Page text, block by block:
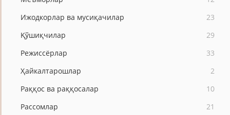
Ижодкорлар ва мусиқачилар
23
Қўшиқчилар
29
Режиссёрлар
33
Ҳайкалтарошлар
2
Раққос ва раққосалар
10
Рассомлар
21